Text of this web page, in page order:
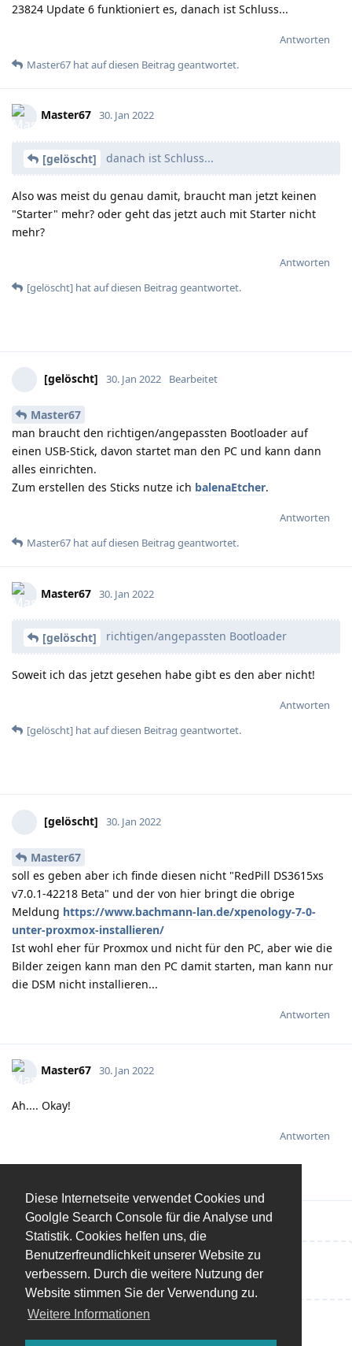
Diese Internetseite verwendet Cookies und
Goolgle Search Console für die Analyse und
Statistik. Cookies helfen uns, die
Benutzerfreundlichkeit unserer Website zu
verbessern. Durch die weitere Nutzung der
Website stimmen Sie der Verwendung zu.
Weitere Informationen
23824 Update 6 funktioniert es, danach ist Schluss...
Antworten
Master67 hatauf diesen Beitrag geantwortet.
Master67 30. Jan 2022
[gelöscht] danach ist Schluss...
Also was meist du genau damit, braucht man jetzt keinen
"Starter" mehr? oder geht das jetzt auch mit Starter nicht
mehr?
Antworten
[gelöscht] hatauf diesen Beitrag geantwortet.
[gelöscht] 30. Jan 2022 Bearbeitet
Master67
man braucht den richtigen/angepassten Bootloader auf
einen USB-Stick, davon startet man den PC und kann dann
alles einrichten.
Zum erstellen des Sticks nutze ich balenaEtcher.
Antworten
Master67 hatauf diesen Beitrag geantwortet.
Master67 30. Jan 2022
[gelöscht] richtigen/angepassten Bootloader
Soweit ich das jetzt gesehen habe gibt es den aber nicht!
Antworten
[gelöscht] hatauf diesen Beitrag geantwortet.
[gelöscht] 30. Jan 2022
Master67
soll es geben aber ich finde diesen nicht "RedPill DS3615xs
v7.0.1-42218 Beta" und der von hier bringt die obrige
Meldung https://www.bachmann-lan.de/xpenology-7-0-
unter-proxmox-installieren/
Ist wohl eher für Proxmox und nicht für den PC, aber wie die
Bilder zeigen kann man den PC damit starten, man kann nur
die DSM nicht installieren...
Antworten
Master67 30. Jan 2022
Ah.... Okay!
Antworten
Eine Antwort schreiben…